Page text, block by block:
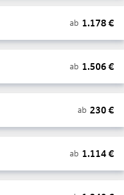
ab 1.178€
ab 1.506€
ab 230€
ab 1.114€